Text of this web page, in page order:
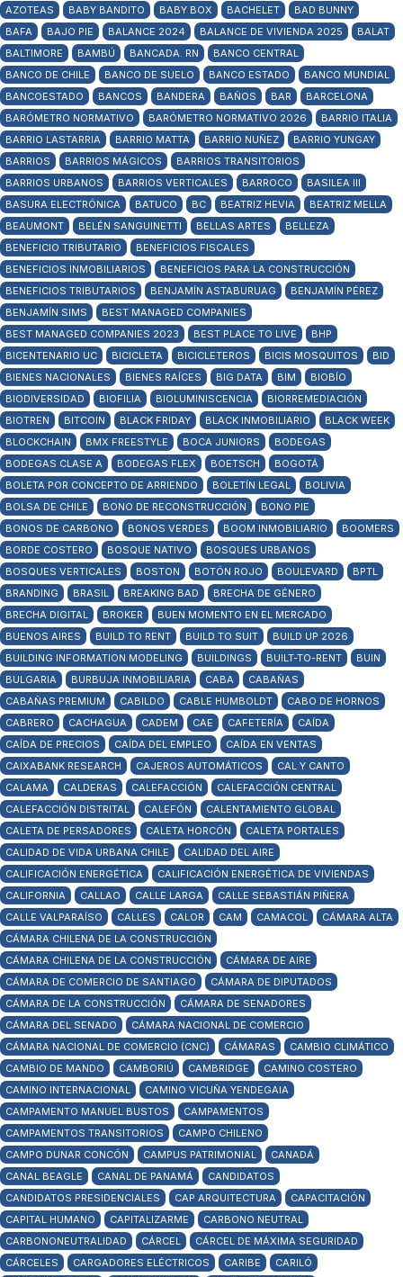
AZOTEAS BABY BANDITO BABY BOX BACHELET
BAD BUNNY
BAFA
BAJO PIE BALANCE 2024 BALANCE DE VIVIENDA 2025
BALAT
BALTIMORE
BAMBÚ BANCADA. RN
BANCO CENTRAL
BANCO DE CHILE
BANCO DE SUELO BANCO ESTADO
BANCO MUNDIAL
BANCOESTADO
BANCOS BANDERA BAÑOS BAR
BARCELONA
BARÓMETRO NORMATIVO
BARÓMETRO NORMATIVO 2026
BARRIO ITALIA
BARRIO LASTARRIA
BARRIO MATTA BARRIO NUÑEZ
BARRIO YUNGAY
BARRIOS
BARRIOS MÁGICOS
BARRIOS TRANSITORIOS
BARRIOS URBANOS
BARRIOS VERTICALES BARROCO
BASILEA III
BASURA ELECTRÓNICA
BATUCO BC BEATRIZ HEVIA
BEATRIZ MELLA
BEAUMONT
BELÉN SANGUINETTI BELLAS ARTES
BELLEZA
BENEFICIO TRIBUTARIO
BENEFICIOS FISCALES
BENEFICIOS INMOBILIARIOS
BENEFICIOS PARA LA CONSTRUCCIÓN
BENEFICIOS TRIBUTARIOS
BENJAMÍN ASTABURUAG
BENJAMÍN PÉREZ
BENJAMÍN SIMS
BEST MANAGED COMPANIES
BEST MANAGED COMPANIES 2023
BEST PLACE TO LIVE
BHP
BICENTENARIO UC
BICICLETA BICICLETEROS BICIS MOSQUITOS
BID
BIENES NACIONALES
BIENES RAÍCES BIG DATA BIM
BIOBÍO
BIODIVERSIDAD
BIOFILIA BIOLUMINISCENCIA
BIORREMEDIACIÓN
BIOTREN
BITCOIN BLACK FRIDAY BLACK INMOBILIARIO
BLACK WEEK
BLOCKCHAIN
BMX FREESTYLE BOCA JUNIORS
BODEGAS
BODEGAS CLASE A
BODEGAS FLEX BOETSCH
BOGOTÁ
BOLETA POR CONCEPTO DE ARRIENDO
BOLETÍN LEGAL
BOLIVIA
BOLSA DE CHILE
BONO DE RECONSTRUCCIÓN
BONO PIE
BONOS DE CARBONO
BONOS VERDES BOOM INMOBILIARIO
BOOMERS
BORDE COSTERO
BOSQUE NATIVO
BOSQUES URBANOS
BOSQUES VERTICALES
BOSTON BOTÓN ROJO BOULEVARD
BPTL
BRANDING
BRASIL BREAKING BAD
BRECHA DE GÉNERO
BRECHA DIGITAL
BROKER
BUEN MOMENTO EN EL MERCADO
BUENOS AIRES
BUILD TO RENT BUILD TO SUIT
BUILD UP 2026
BUILDING INFORMATION MODELING
BUILDINGS BUILT-TO-RENT
BUIN
BULGARIA
BURBUJA INMOBILIARIA CABA
CABAÑAS
CABAÑAS PREMIUM
CABILDO CABLE HUMBOLDT
CABO DE HORNOS
CABRERO
CACHAGUA CADEM CAE CAFETERÍA
CAÍDA
CAÍDA DE PRECIOS
CAÍDA DEL EMPLEO
CAÍDA EN VENTAS
CAIXABANK RESEARCH
CAJEROS AUTOMÁTICOS
CAL Y CANTO
CALAMA
CALDERAS CALEFACCIÓN
CALEFACCIÓN CENTRAL
CALEFACCIÓN DISTRITAL
CALEFÓN
CALENTAMIENTO GLOBAL
CALETA DE PERSADORES
CALETA HORCÓN
CALETA PORTALES
CALIDAD DE VIDA URBANA CHILE
CALIDAD DEL AIRE
CALIFICACIÓN ENERGÉTICA
CALIFICACIÓN ENERGÉTICA DE VIVIENDAS
CALIFORNIA
CALLAO CALLE LARGA
CALLE SEBASTIÁN PIÑERA
CALLE VALPARAÍSO
CALLES CALOR CAM CAMACOL
CÁMARA ALTA
CÁMARA CHILENA DE LA CONSTRUCCIÓN
CÁMARA CHILENA DE LA CONSTRUCCIÓN
CÁMARA DE AIRE
CÁMARA DE COMERCIO DE SANTIAGO
CÁMARA DE DIPUTADOS
CÁMARA DE LA CONSTRUCCIÓN
CÁMARA DE SENADORES
CÁMARA DEL SENADO
CÁMARA NACIONAL DE COMERCIO
CÁMARA NACIONAL DE COMERCIO (CNC)
CÁMARAS
CAMBIO CLIMÁTICO
CAMBIO DE MANDO
CAMBORIÚ CAMBRIDGE
CAMINO COSTERO
CAMINO INTERNACIONAL
CAMINO VICUÑA YENDEGAIA
CAMPAMENTO MANUEL BUSTOS
CAMPAMENTOS
CAMPAMENTOS TRANSITORIOS
CAMPO CHILENO
CAMPO DUNAR CONCÓN
CAMPUS PATRIMONIAL
CANADÁ
CANAL BEAGLE
CANAL DE PANAMÁ
CANDIDATOS
CANDIDATOS PRESIDENCIALES
CAP ARQUITECTURA
CAPACITACIÓN
CAPITAL HUMANO
CAPITALIZARME
CARBONO NEUTRAL
CARBONONEUTRALIDAD
CÁRCEL
CÁRCEL DE MÁXIMA SEGURIDAD
CÁRCELES
CARGADORES ELÉCTRICOS CARIBE
CARILÓ